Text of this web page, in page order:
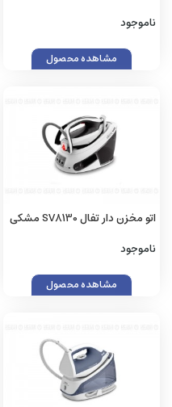
ناموجود
مشاهده محصول
اتو مخزن دار تفال SV8130 مشکی
ناموجود
مشاهده محصول